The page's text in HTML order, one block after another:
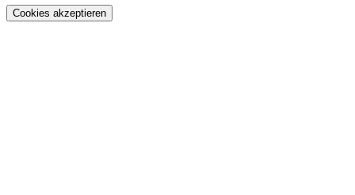
Cookies akzeptieren